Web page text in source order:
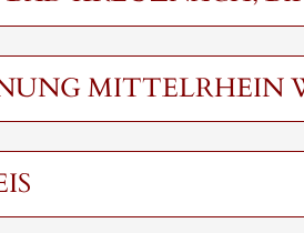
MITTELRHEIN